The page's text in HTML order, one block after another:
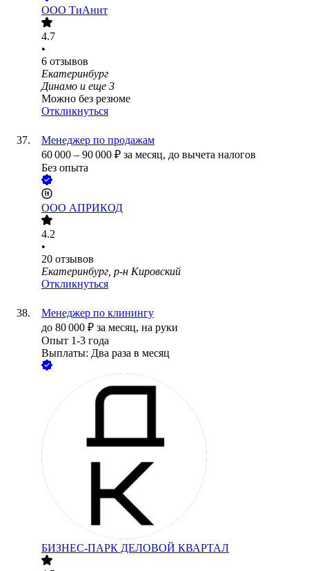
ООО ТиАнит
4.7
•
6 отзывов
Екатеринбург
Динамо и еще 3
Можно без резюме
Откликнуться
Менеджер по продажам
60 000 – 90 000 ₽ за месяц, до вычета налогов
Без опыта
ООО АПРИКОД
4.2
•
20 отзывов
Екатеринбург, р-н Кировский
Откликнуться
Менеджер по клинингу
до 80 000 ₽ за месяц, на руки
Опыт 1-3 года
Выплаты: Два раза в месяц
БИЗНЕС-ПАРК ДЕЛОВОЙ КВАРТАЛ